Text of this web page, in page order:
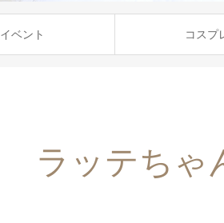
イベント コスプ
ラッテちゃ